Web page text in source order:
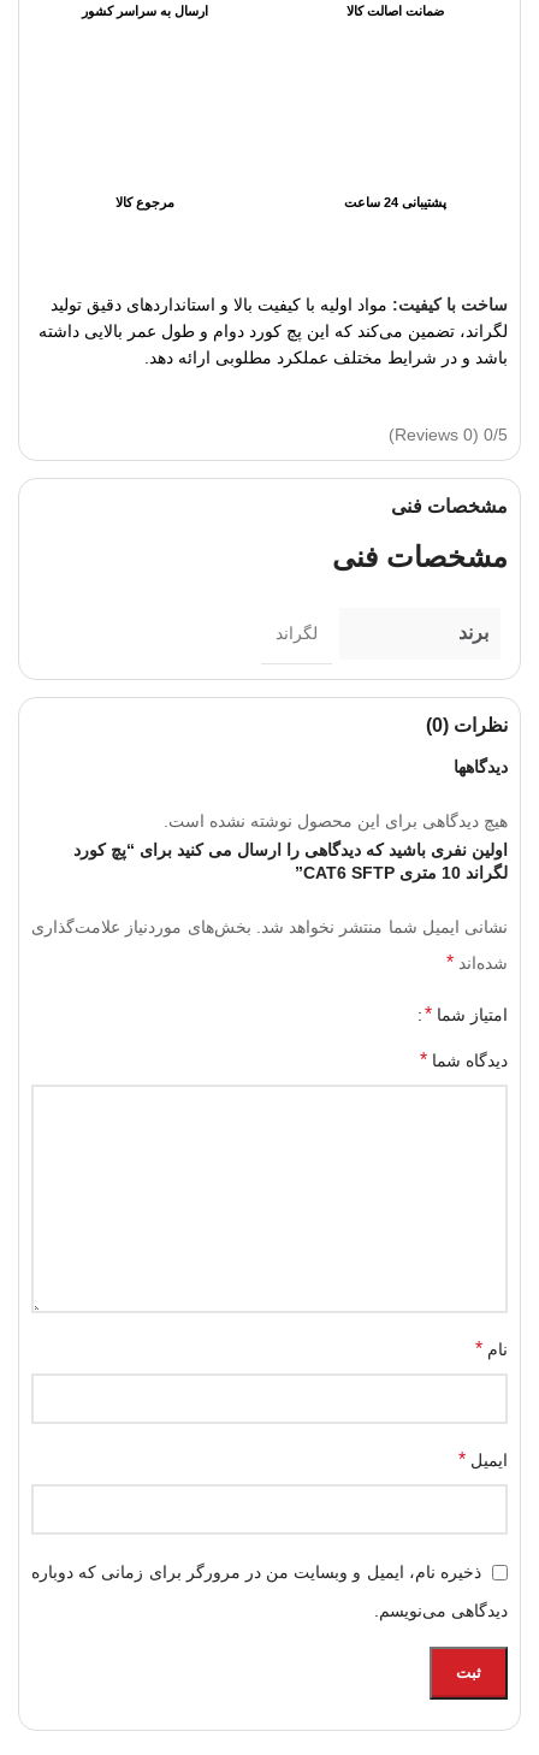
ضمانت اصالت کالا ارسال به سراسر کشور
پشتیبانی 24 ساعت مرجوع کالا
ساخت با کیفیت: مواد اولیه با کیفیت بالا و استانداردهای دقیق تولید
لگراند، تضمین می‌کند که این پچ کورد دوام و طول عمر بالایی داشته
باشد و در شرایط مختلف عملکرد مطلوبی ارائه دهد.
0/5
(0 Reviews)
مشخصات فنی
مشخصات فنی
برند لگراند
نظرات (0)
دیدگاهها
هیچ دیدگاهی برای این محصول نوشته نشده است.
اولین نفری باشید که دیدگاهی را ارسال می کنید برای “پچ کورد
لگراند 10 متری CAT6 SFTP”
نشانی ایمیل شما منتشر نخواهد شد.
بخش‌های موردنیاز علامت‌گذاری
شده‌اند *
امتیاز شما *
دیدگاه شما *
نام *
ایمیل *
ذخیره نام، ایمیل و وبسایت من در مرورگر برای زمانی که دوباره
دیدگاهی می‌نویسم.